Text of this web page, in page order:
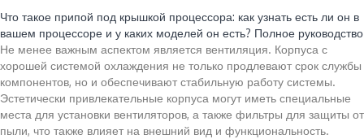
Что такое припой под крышкой процессора: как узнать есть ли он в
вашем процессоре и у каких моделей он есть? Полное руководство
Не менее важным аспектом является вентиляция. Корпуса с
хорошей системой охлаждения не только продлевают срок службы
компонентов, но и обеспечивают стабильную работу системы.
Эстетически привлекательные корпуса могут иметь специальные
места для установки вентиляторов, а также фильтры для защиты от
пыли, что также влияет на внешний вид и функциональность.